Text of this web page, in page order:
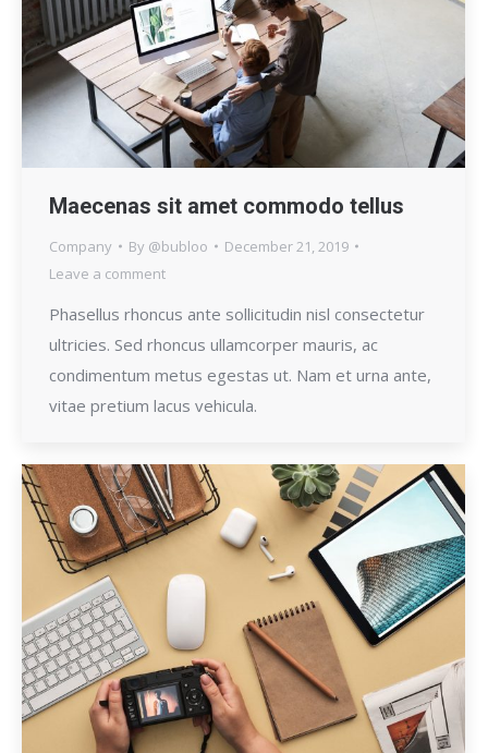
Maecenas sit amet commodo tellus
Company By @bubloo
December 21, 2019
Leave a comment
Phasellus rhoncus ante sollicitudin nisl consectetur
ultricies. Sed rhoncus ullamcorper mauris, ac
condimentum metus egestas ut. Nam et urna ante,
vitae pretium lacus vehicula.